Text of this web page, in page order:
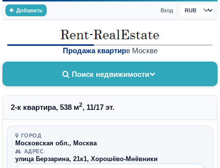
Добавить Вход
Валюта
Продажа квартирв Москве
Поиск недвижимости
2-к квартира, 538 м2, 11/17 эт.
ГОРОД
Московская обл., Москва
АДРЕС
улица Берзарина, 21к1, Хорошёво-Мнёвники